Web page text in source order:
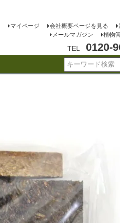
マイページ 会社概要ページを見る
メールマガジン
植物
TEL 0120-